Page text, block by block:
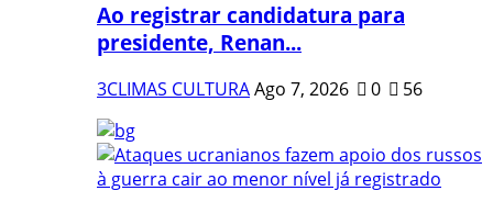
Ao registrar candidatura para
presidente, Renan...
3CLIMAS CULTURAAgo 7, 2026 0 56